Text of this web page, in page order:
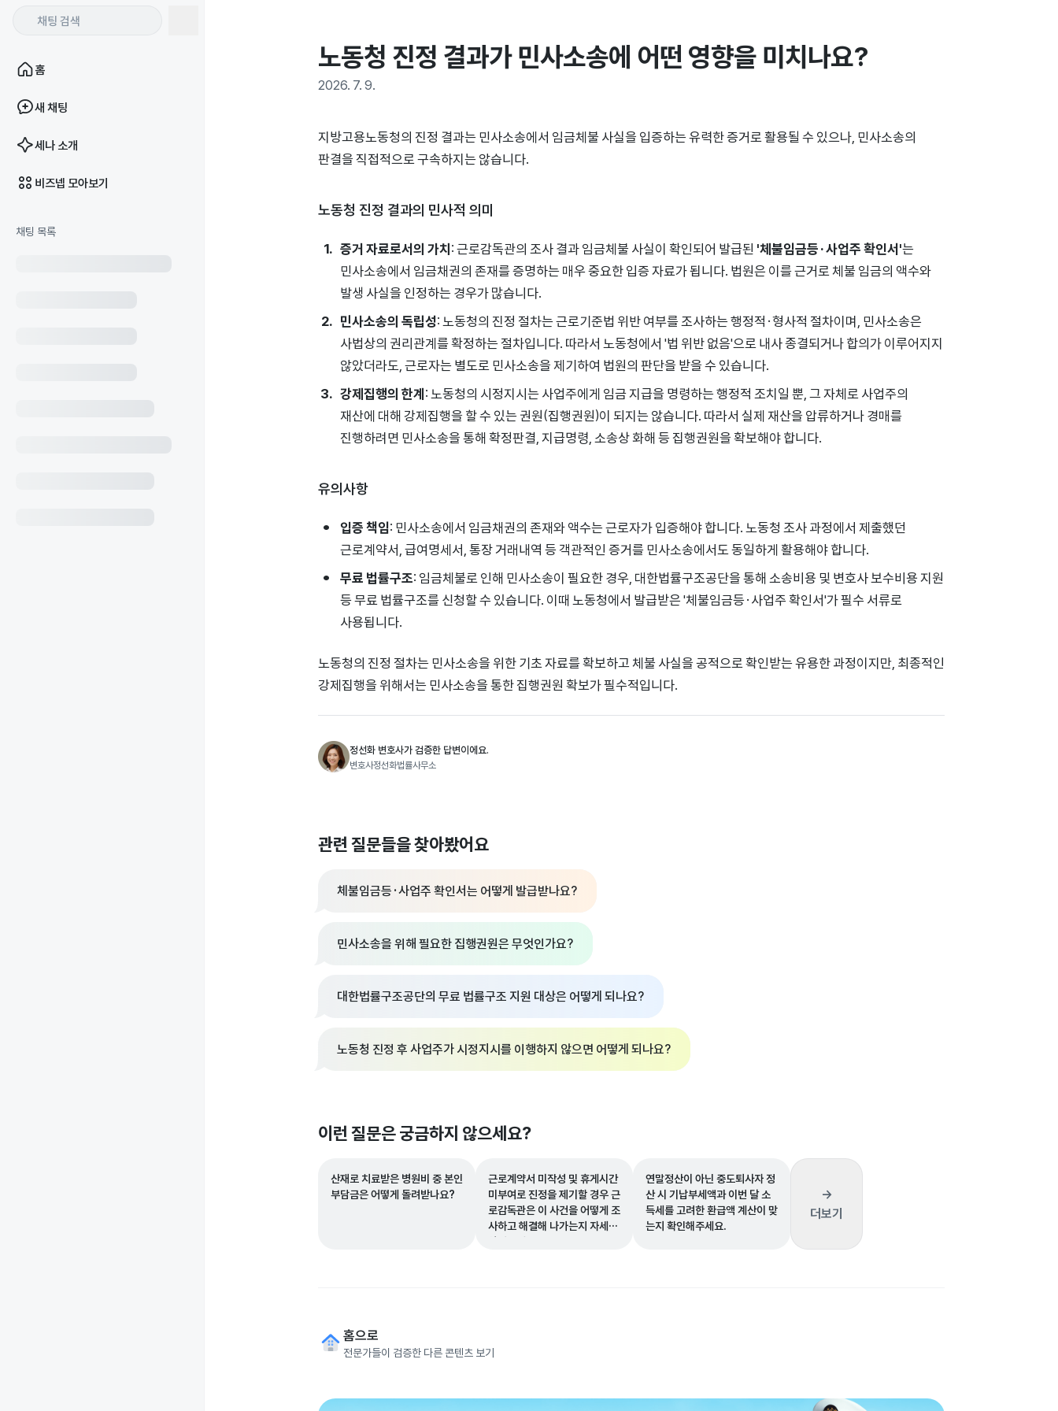
홈
새 채팅
세나 소개
비즈넵 모아보기
채팅 목록
노동청 진정 결과가 민사소송에 어떤 영향을 미치나요?
2026. 7. 9.
지방고용노동청의 진정 결과는 민사소송에서 임금체불 사실을 입증하는 유력한 증거로 활용될 수 있으나, 민사소송의
판결을 직접적으로 구속하지는 않습니다.
노동청 진정 결과의 민사적 의미
증거 자료로서의 가치: 근로감독관의 조사 결과 임금체불 사실이 확인되어 발급된 '체불임금등·사업주 확인서'는
민사소송에서 임금채권의 존재를 증명하는 매우 중요한 입증 자료가 됩니다. 법원은 이를 근거로 체불 임금의 액수와
발생 사실을 인정하는 경우가 많습니다.
민사소송의 독립성: 노동청의 진정 절차는 근로기준법 위반 여부를 조사하는 행정적·형사적 절차이며, 민사소송은
사법상의 권리관계를 확정하는 절차입니다. 따라서 노동청에서 '법 위반 없음'으로 내사 종결되거나 합의가 이루어지지
않았더라도, 근로자는 별도로 민사소송을 제기하여 법원의 판단을 받을 수 있습니다.
강제집행의 한계: 노동청의 시정지시는 사업주에게 임금 지급을 명령하는 행정적 조치일 뿐, 그 자체로 사업주의
재산에 대해 강제집행을 할 수 있는 권원(집행권원)이 되지는 않습니다. 따라서 실제 재산을 압류하거나 경매를
진행하려면 민사소송을 통해 확정판결, 지급명령, 소송상 화해 등 집행권원을 확보해야 합니다.
유의사항
입증 책임: 민사소송에서 임금채권의 존재와 액수는 근로자가 입증해야 합니다. 노동청 조사 과정에서 제출했던
근로계약서, 급여명세서, 통장 거래내역 등 객관적인 증거를 민사소송에서도 동일하게 활용해야 합니다.
무료 법률구조: 임금체불로 인해 민사소송이 필요한 경우, 대한법률구조공단을 통해 소송비용 및 변호사 보수비용 지원
등 무료 법률구조를 신청할 수 있습니다. 이때 노동청에서 발급받은 '체불임금등·사업주 확인서'가 필수 서류로
사용됩니다.
노동청의 진정 절차는 민사소송을 위한 기초 자료를 확보하고 체불 사실을 공적으로 확인받는 유용한 과정이지만, 최종적인
강제집행을 위해서는 민사소송을 통한 집행권원 확보가 필수적입니다.
정선화 변호사가 검증한 답변이에요.
변호사정선화법률사무소
관련 질문들을 찾아봤어요
체불임금등·사업주 확인서는 어떻게 발급받나요?
민사소송을 위해 필요한 집행권원은 무엇인가요?
대한법률구조공단의 무료 법률구조 지원 대상은 어떻게 되나요?
노동청 진정 후 사업주가 시정지시를 이행하지 않으면 어떻게 되나요?
이런 질문은 궁금하지 않으세요?
산재로 치료받은 병원비 중 본인
부담금은 어떻게 돌려받나요?
근로계약서 미작성 및 휴게시간
미부여로 진정을 제기할 경우 근
로감독관은 이 사건을 어떻게 조
사하고 해결해 나가는지 자세히
알려주세요.
연말정산이 아닌 중도퇴사자 정
산 시 기납부세액과 이번 달 소
득세를 고려한 환급액 계산이 맞
는지 확인해주세요.
→
더보기
홈으로
전문가들이 검증한 다른 콘텐츠 보기